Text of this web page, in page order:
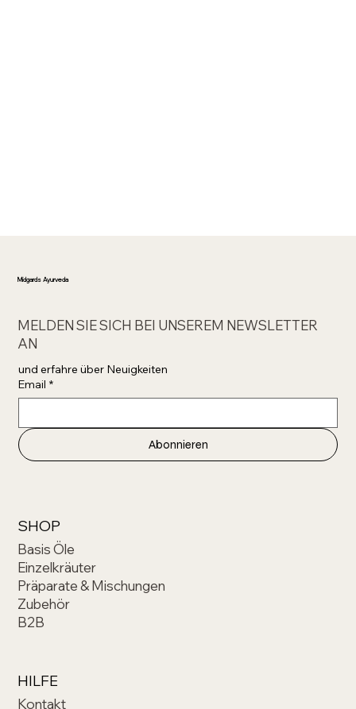
HILFE
Kontakt
SHOP
Basis Öle
Einzelkräuter
Präparate & Mischungen
Zubehör
B2B
Midgards Ayurveda
MELDEN SIE SICH BEI UNSEREM NEWSLETTER
AN
Email *
Abonnieren